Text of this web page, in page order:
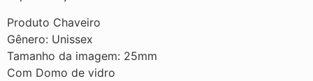
Produto Chaveiro
Gênero: Unissex
Tamanho da imagem: 25mm
Com Domo de vidro